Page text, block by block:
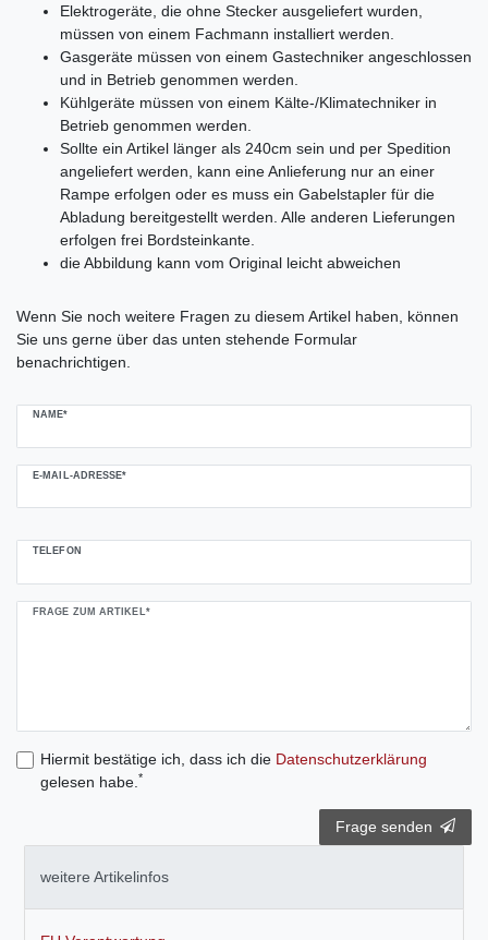
Elektrogeräte, die ohne Stecker ausgeliefert wurden,
müssen von einem Fachmann installiert werden.
Gasgeräte müssen von einem Gastechniker angeschlossen
und in Betrieb genommen werden.
Kühlgeräte müssen von einem Kälte-/Klimatechniker in
Betrieb genommen werden.
Sollte ein Artikel länger als 240cm sein und per Spedition
angeliefert werden, kann eine Anlieferung nur an einer
Rampe erfolgen oder es muss ein Gabelstapler für die
Abladung bereitgestellt werden. Alle anderen Lieferungen
erfolgen frei Bordsteinkante.
die Abbildung kann vom Original leicht abweichen
Wenn Sie noch weitere Fragen zu diesem Artikel haben, können
Sie uns gerne über das unten stehende Formular
benachrichtigen.
NAME*
E-MAIL-ADRESSE*
TELEFON
FRAGE ZUM ARTIKEL*
Hiermit bestätige ich, dass ich die Daten­schutz­erklärung
gelesen habe. *
Frage senden
weitere Artikelinfos